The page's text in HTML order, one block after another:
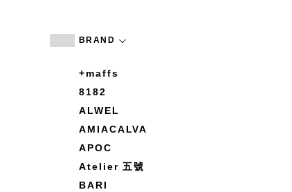
BRAND
+maffs
8182
ALWEL
AMIACALVA
APOC
Atelier 五號
BARI